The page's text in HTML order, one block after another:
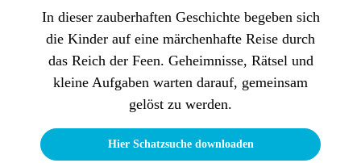
In dieser zauberhaften Geschichte begeben sich
die Kinder auf eine märchenhafte Reise durch
das Reich der Feen. Geheimnisse, Rätsel und
kleine Aufgaben warten darauf, gemeinsam
gelöst zu werden.
Hier Schatzsuche downloaden